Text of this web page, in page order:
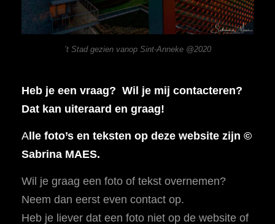
’t Stad gezien vanop Sint-Anneke @2020
Heb je een vraag? Wil je mij contacteren?
Dat kan uiteraard en graag!
Alle foto’s en teksten op deze website zijn ©
Sabrina MAES.
Wil je graag een foto of tekst overnemen?
Neem dan eerst even contact op.
Heb je liever dat een foto niet op de website of